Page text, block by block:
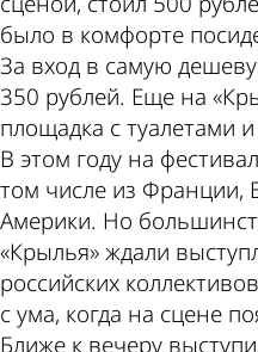
было в комфорте
За вход в самую
350 рублей. Еще на
площадка с туалетами
В этом году на
том числе из Франции,
Америки. Но
«Крылья» ждали
российских
с ума, когда на сцене
Ближе к вечеру